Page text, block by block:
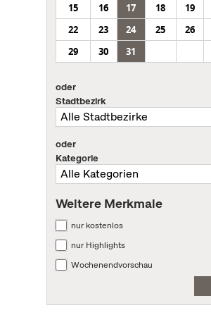
15
16 17 18 19
22
23 24 25 26
29
30 31
oder
Stadtbezirk
oder
Kategorie
Weitere Merkmale
nur kostenlos
nur Highlights
Wochenendvorschau